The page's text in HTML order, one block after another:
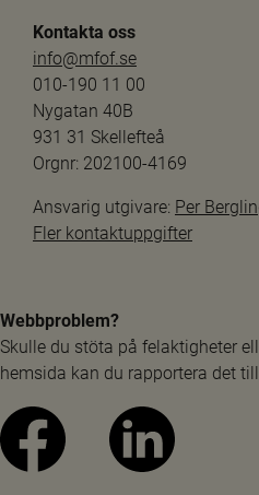
Kontakta oss
info@mfof.se
010-190 11 00
Nygatan 40B
931 31 Skellefteå
Orgnr: 202100-4169
Ansvarig utgivare: Per
Fler kontaktuppgifter
Webbproblem?
Skulle du stöta på felaktigheter
hemsida kan du rapportera det till